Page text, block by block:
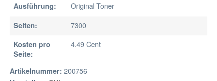
Ausführung: Original Toner
Seiten: 7300
Kosten pro
Seite:
4.49 Cent
Artikelnummer: 200756